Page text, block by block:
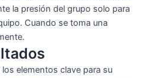
la presión del grupo solo para
Cuando se toma una
elementos clave para su